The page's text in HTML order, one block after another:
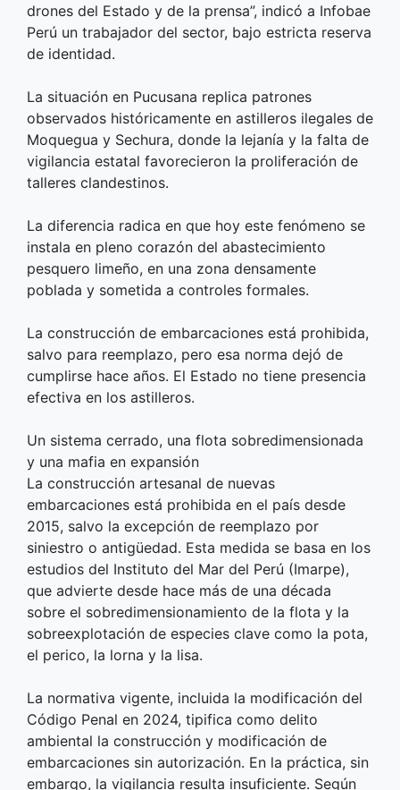
drones del Estado y de la prensa”, indicó a Infobae
Perú un trabajador del sector, bajo estricta reserva
de identidad.
La situación en Pucusana replica patrones
observados históricamente en astilleros ilegales de
Moquegua y Sechura, donde la lejanía y la falta de
vigilancia estatal favorecieron la proliferación de
talleres clandestinos.
La diferencia radica en que hoy este fenómeno se
instala en pleno corazón del abastecimiento
pesquero limeño, en una zona densamente
poblada y sometida a controles formales.
La construcción de embarcaciones está prohibida,
salvo para reemplazo, pero esa norma dejó de
cumplirse hace años. El Estado no tiene presencia
efectiva en los astilleros.
Un sistema cerrado, una flota sobredimensionada
y una mafia en expansión
La construcción artesanal de nuevas
embarcaciones está prohibida en el país desde
2015, salvo la excepción de reemplazo por
siniestro o antigüedad. Esta medida se basa en los
estudios del Instituto del Mar del Perú (Imarpe),
que advierte desde hace más de una década
sobre el sobredimensionamiento de la flota y la
sobreexplotación de especies clave como la pota,
el perico, la lorna y la lisa.
La normativa vigente, incluida la modificación del
Código Penal en 2024, tipifica como delito
ambiental la construcción y modificación de
embarcaciones sin autorización. En la práctica, sin
embargo, la vigilancia resulta insuficiente. Según